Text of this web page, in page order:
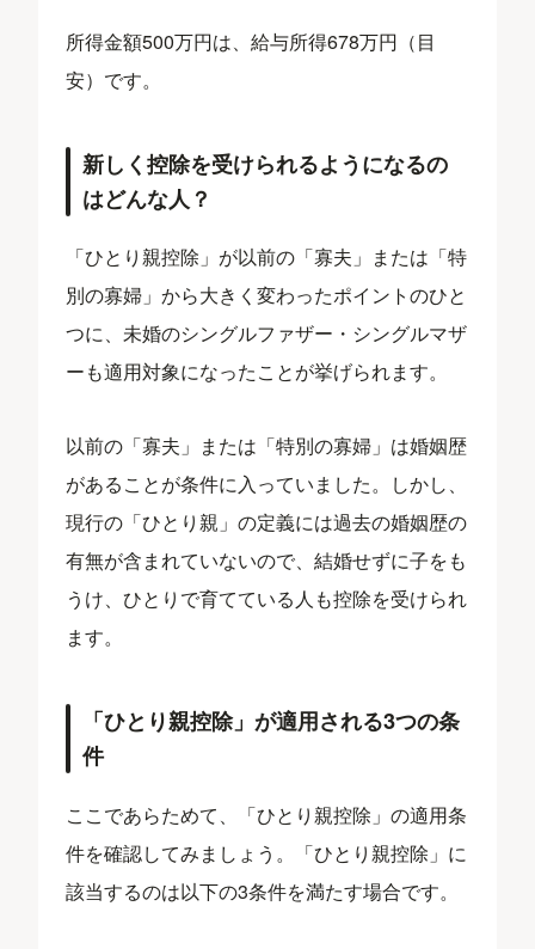
所得金額500万円は、給与所得678万円（目
安）です。
新しく控除を受けられるようになるの
はどんな人？
「ひとり親控除」が以前の「寡夫」または「特
別の寡婦」から大きく変わったポイントのひと
つに、未婚のシングルファザー・シングルマザ
ーも適用対象になったことが挙げられます。
以前の「寡夫」または「特別の寡婦」は婚姻歴
があることが条件に入っていました。しかし、
現行の「ひとり親」の定義には過去の婚姻歴の
有無が含まれていないので、結婚せずに子をも
うけ、ひとりで育てている人も控除を受けられ
ます。
「ひとり親控除」が適用される3つの条
件
ここであらためて、「ひとり親控除」の適用条
件を確認してみましょう。「ひとり親控除」に
該当するのは以下の3条件を満たす場合です。